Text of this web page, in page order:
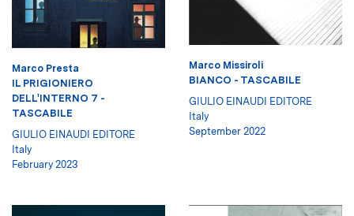
Marco Presta
IL PRIGIONIERO
DELL'INTERNO 7 -
TASCABILE
GIULIO EINAUDI EDITORE
Italy
February 2023
Marco Missiroli
BIANCO - TASCABILE
GIULIO EINAUDI EDITORE
Italy
September 2022